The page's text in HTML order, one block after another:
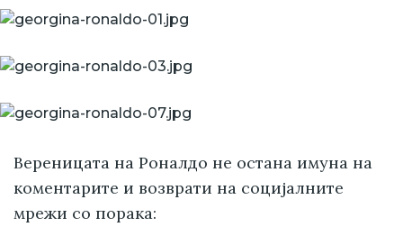
Вереницата на Роналдо не остана имуна на
коментарите и возврати на социјалните
мрежи со порака: